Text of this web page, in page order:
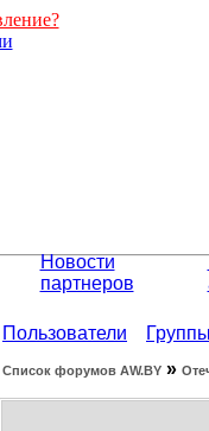
Новости
партнеров
Пользователи
Список форумов АW.BY »